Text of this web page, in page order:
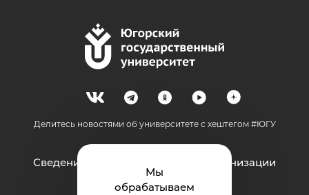
Мы
обрабатываем
Делитесь новостями об университете с хештегом #ЮГУ
Сведения об образовательной организации